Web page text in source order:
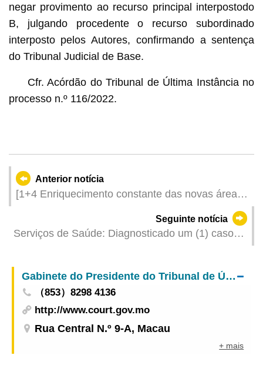
negar provimento ao recurso principal interpostodo
B, julgando procedente o recurso subordinado
interposto pelos Autores, confirmando a sentença
do Tribunal Judicial de Base.
Cfr. Acórdão do Tribunal de Última Instância no
processo n.º 116/2022.
Anterior notícia
[1+4 Enriquecimento constante das novas áreas
semestre surgiram 14 novas instituições
financeiras de novos tipos em comparação com o
Seguinte notícia
Serviços de Saúde: Diagnosticado um (1) caso
Gabinete do Presidente do Tribunal de Última Instância
（853）8298 4136
http://www.court.gov.mo
Rua Central N.º 9-A, Macau
+ mais